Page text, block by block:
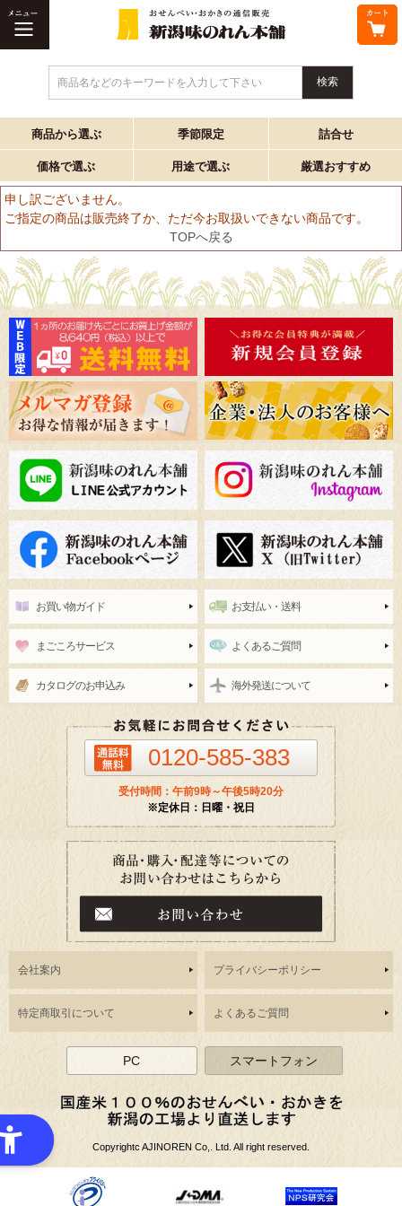
商品名などのキーワードを入力して下さい
商品から選ぶ 季節限定 詰合せ
価格で選ぶ 用途で選ぶ 厳選おすすめ
申し訳ございません。
ご指定の商品は販売終了か、ただ今お取扱いできない商品です。
TOPへ戻る
お買い物ガイド お支払い・送料
まごころサービス よくあるご質問
カタログのお申込み 海外発送について
0120-585-383
受付時間：午前9時～午後5時20分
※定休日：日曜・祝日
会社案内 プライバシーポリシー
特定商取引について よくあるご質問
PC スマートフォン
Copyrightc AJINOREN Co,. Ltd. All right reserved.